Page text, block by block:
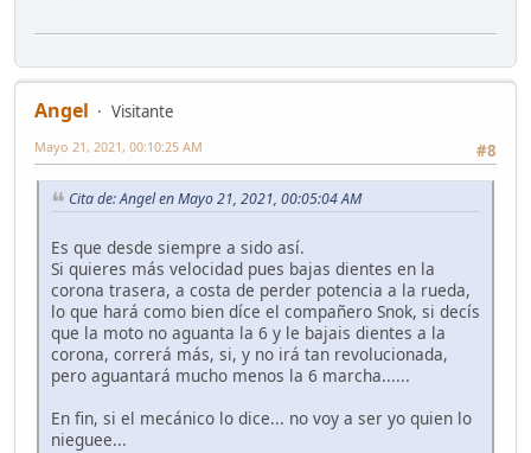
Angel
Visitante
#8
Mayo 21, 2021, 00:10:25 AM
Cita de: Angel en Mayo 21, 2021, 00:05:04 AM
Es que desde siempre a sido así.
Si quieres más velocidad pues bajas dientes en la
corona trasera, a costa de perder potencia a la rueda,
lo que hará como bien díce el compañero Snok, si decís
que la moto no aguanta la 6 y le bajais dientes a la
corona, correrá más, si, y no irá tan revolucionada,
pero aguantará mucho menos la 6 marcha......
En fin, si el mecánico lo dice... no voy a ser yo quien lo
nieguee...